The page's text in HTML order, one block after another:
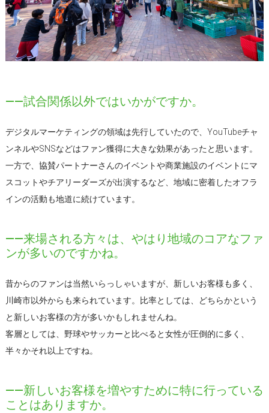
――試合関係以外ではいかがですか。
デジタルマーケティングの領域は先行していたので、YouTubeチャ
ンネルやSNSなどはファン獲得に大きな効果があったと思います。
一方で、協賛パートナーさんのイベントや商業施設のイベントにマ
スコットやチアリーダーズが出演するなど、地域に密着したオフラ
インの活動も地道に続けています。
――来場される方々は、やはり地域のコアなファ
ンが多いのですかね。
昔からのファンは当然いらっしゃいますが、新しいお客様も多く、
川崎市以外からも来られています。比率としては、どちらかという
と新しいお客様の方が多いかもしれませんね。
客層としては、野球やサッカーと比べると女性が圧倒的に多く、
半々かそれ以上ですね。
――新しいお客様を増やすために特に行っている
ことはありますか。